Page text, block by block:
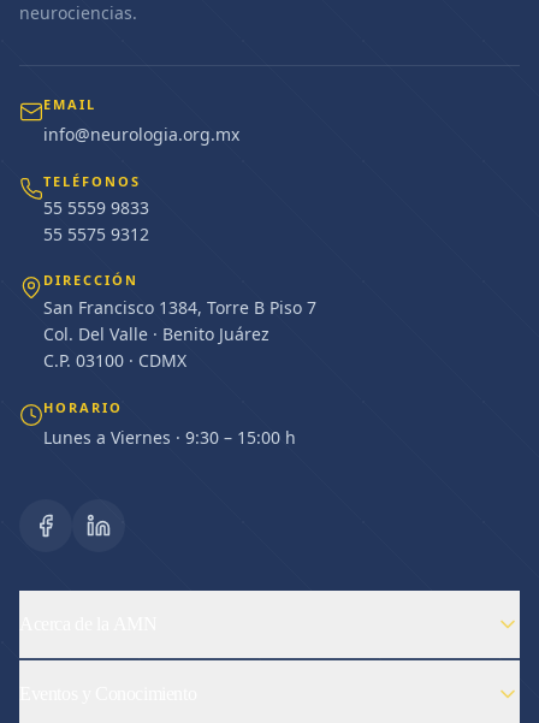
neurociencias.
EMAIL
info@neurologia.org.mx
TELÉFONOS
55 5559 9833
55 5575 9312
DIRECCIÓN
San Francisco 1384, Torre B Piso 7
Col. Del Valle · Benito Juárez
C.P. 03100 · CDMX
HORARIO
Lunes a Viernes · 9:30 – 15:00 h